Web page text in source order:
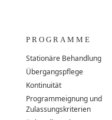
PROGRAMME
Stationäre Behandlung
Übergangspflege
Kontinuität
Programmeignung und
Zulassungskriterien